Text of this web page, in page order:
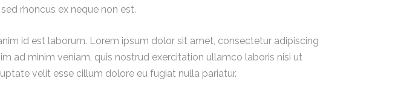
rhoncus ex neque non est.
id est laborum. Lorem ipsum dolor sit amet, consectetur adipiscing
ad minim veniam, quis nostrud exercitation ullamco laboris nisi ut
velit esse cillum dolore eu fugiat nulla pariatur.